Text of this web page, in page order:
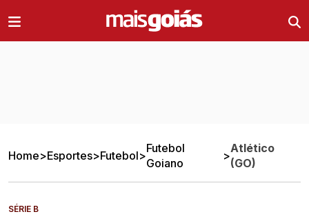
Home>Esportes>Futebol>
Futebol
Goiano
>
Atlético
(GO)
SÉRIE B